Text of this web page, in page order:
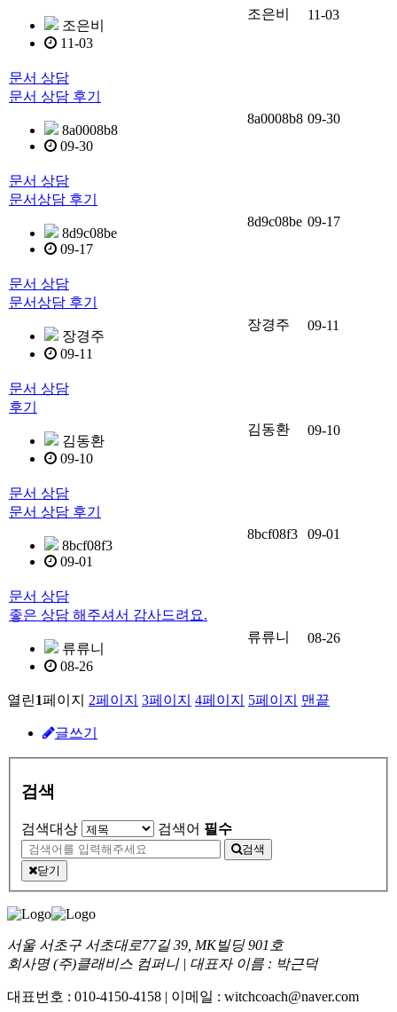
조은비
11-03
조은비 11-03
문서 상담
문서 상담 후기
8a0008b8
09-30
8a0008b8 09-30
문서 상담
문서상담 후기
8d9c08be
09-17
8d9c08be 09-17
문서 상담
문서상담 후기
장경주
09-11
장경주 09-11
문서 상담
후기
김동환
09-10
김동환 09-10
문서 상담
문서 상담 후기
8bcf08f3
09-01
8bcf08f3 09-01
문서 상담
좋은 상담 해주셔서 감사드려요.
류류니
08-26
류류니 08-26
열린1페이지 2페이지 3페이지 4페이지 5페이지 맨끝
글쓰기
검색
검색대상 검색어 필수
검색
닫기
서울 서초구 서초대로77길 39, MK빌딩 901호
회사명 (주)클래비스 컴퍼니 | 대표자 이름 : 박근덕
대표번호 : 010-4150-4158 | 이메일 : witchcoach@naver.com